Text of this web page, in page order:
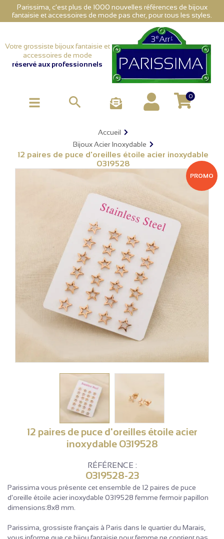
Parissima, c'est plus de 1000 nouvelles références de bijoux
fantaisie et accessoires de mode pas cher, pour tous les styles.
Votre grossiste bijoux fantaisie et
accessoires de mode
réservé aux professionnels
 0
Accueil
Bijoux Acier Inoxydable
12 paires de puce d'oreilles étoile acier inoxydable
0319528
PROMO
12 paires de puce d'oreilles étoile acier
inoxydable 0319528
RÉFÉRENCE :
0319528-23
Parissima vous présente cet ensemble de 12 paires de puce
d'oreille étoile acier inoxydable 0319528 femme fermoir papillon
dimensions:8x8 mm.
Parissima, grossiste français à Paris dans le quartier du Marais,